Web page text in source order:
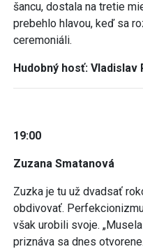
šancu, dostala na tretie
prebehlo hlavou, keď sa
ceremoniáli.
Hudobný hosť: Vladislav
19:00
Zuzana Smatanová
Zuzka je tu už dvadsať
obdivovať.
však urobili svoje.
priznáva sa dnes